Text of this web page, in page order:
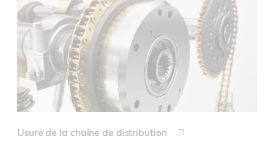
Usure de la chaîne de distribution